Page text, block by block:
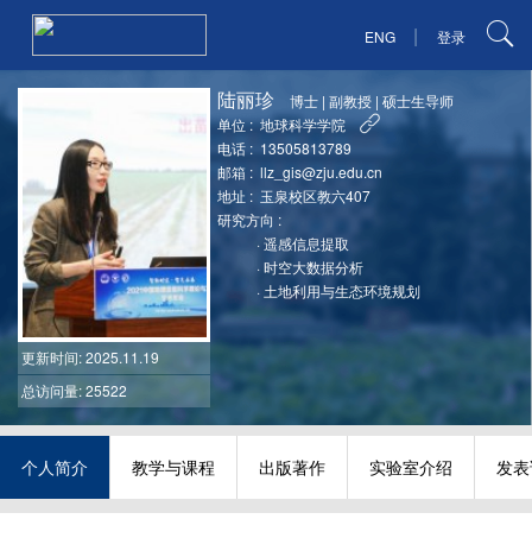
ENG | 登录
更新时间: 2025.11.19
总访问量: 25522
陆丽珍 博士 |副教授 |硕士生导师
单位 : 地球科学学院
电话 : 13505813789
邮箱 : llz_gis@zju.edu.cn
地址 : 玉泉校区教六407
研究方向 :
·遥感信息提取
·时空大数据分析
· 土地利用与生态环境规划
个人简介 教学与课程 出版著作 实验室介绍 发